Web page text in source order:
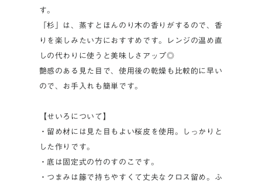
す。
「杉」は、蒸すとほんのり木の香りがするので、香
りを楽しみたい方におすすめです。レンジの温め直
しの代わりに使うと美味しさアップ◎
艶感のある見た目で、使用後の乾燥も比較的に早い
ので、お手入れも簡単です。
【せいろについて】
・留め材には見た目もよい桜皮を使用。しっかりと
した作りです。
・底は固定式の竹のすのこです。
・つまみは籐で持ちやすくて丈夫なクロス留め。ふ